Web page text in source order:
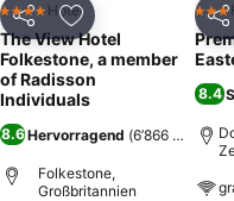
Teilen Zu Favoriten
4 SterneHotel
The View Hotel
Folkestone, a member
of Radisson
Individuals
8.6Hervorragend (6’866
Folkestone,
Großbritannien
3
8.4